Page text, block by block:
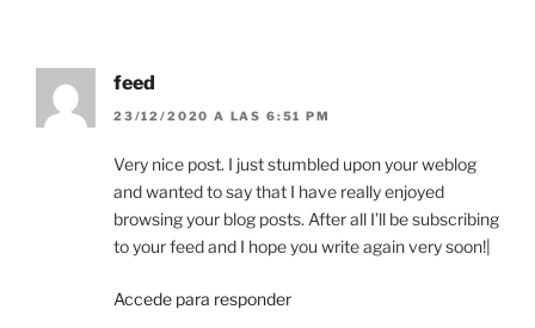
feed
23/12/2020 A LAS 6:51 PM
Very nice post. I just stumbled upon your weblog
and wanted to say that I have really enjoyed
browsing your blog posts. After all I’ll be subscribing
to your feed and I hope you write again very soon!|
Accede para responder